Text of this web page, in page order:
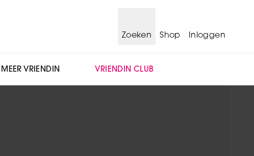
Zoeken
Shop Inloggen
MEER VRIENDIN VRIENDIN CLUB